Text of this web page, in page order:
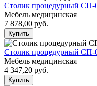
Столик процедурный СП-
Мебель медицинская
7 878,00 руб.
Купить
Столик процедурный СП-
Мебель медицинская
4 347,20 руб.
Купить